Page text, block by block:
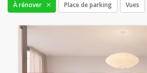
À rénover Place de parking Vues